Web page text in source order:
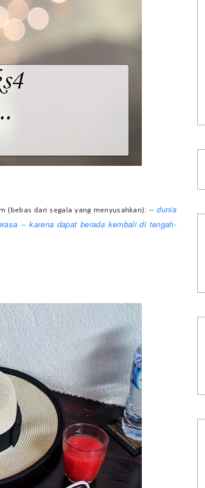
(bebas dari segala yang menyusahkan): -- dunia
-- karena dapat berada kembali di tengah-